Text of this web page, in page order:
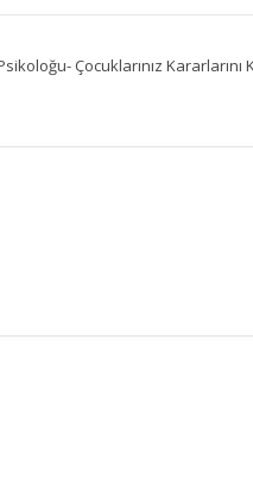
Çocuklarınız Kararlarını